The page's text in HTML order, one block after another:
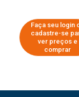
Faça seu login
cadastre-se
ver preços e
comprar